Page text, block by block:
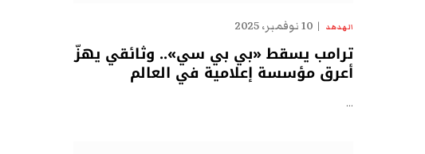
الهدهد 10 نوفمبر، 2025
ترامب يسقط «بي بي سي».. وثائقي يهزّ
أعرق مؤسسة إعلامية في العالم
…